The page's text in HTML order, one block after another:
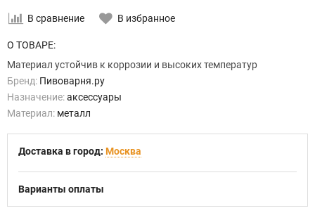
В сравнение В избранное
О ТОВАРЕ:
Материал устойчив к коррозии и высоких температур
Бренд: Пивоварня.ру
Назначение:аксессуары
Материал: металл
Доставка в город: Москва
Варианты оплаты